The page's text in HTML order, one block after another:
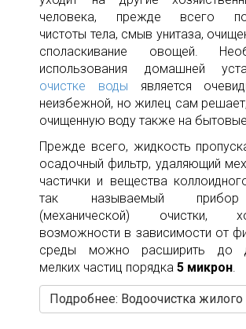
человека, прежде всего
чистоты тела, смыв унитаза,
споласкивание овощей.
использования домашней
очистке воды является
неизбежной, но жилец сам
очищенную воду также на бытовые
Прежде всего, жидкость
осадочный фильтр, удаляющий
частички и вещества
так называемый
(механической) очистки,
возможности в зависимости от
среды можно расширить до
мелких частиц порядка 5 микрон
Подробнее: Водоочистка